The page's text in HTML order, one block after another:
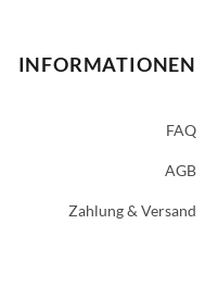
INFORMATIONEN
FAQ
AGB
Zahlung & Versand